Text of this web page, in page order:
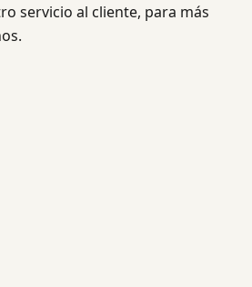
servicio al cliente, para más